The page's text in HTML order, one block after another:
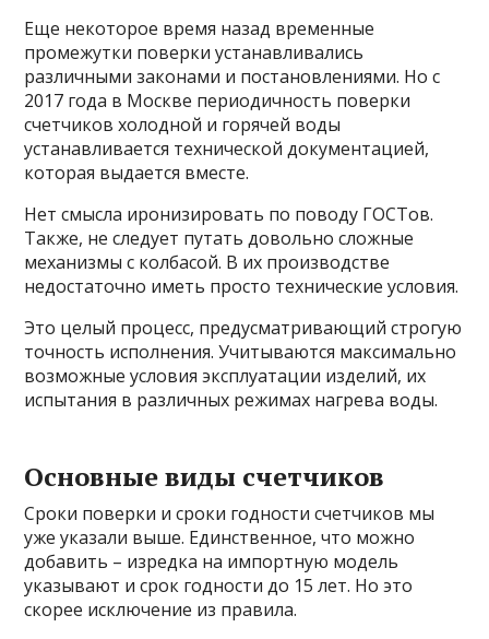
Еще некоторое время назад временные
промежутки поверки устанавливались
различными законами и постановлениями. Но с
2017 года в Москве периодичность поверки
счетчиков холодной и горячей воды
устанавливается технической документацией,
которая выдается вместе.
Нет смысла иронизировать по поводу ГОСТов.
Также, не следует путать довольно сложные
механизмы с колбасой. В их производстве
недостаточно иметь просто технические условия.
Это целый процесс, предусматривающий строгую
точность исполнения. Учитываются максимально
возможные условия эксплуатации изделий, их
испытания в различных режимах нагрева воды.
Основные виды счетчиков
Сроки поверки и сроки годности счетчиков мы
уже указали выше. Единственное, что можно
добавить – изредка на импортную модель
указывают и срок годности до 15 лет. Но это
скорее исключение из правила.